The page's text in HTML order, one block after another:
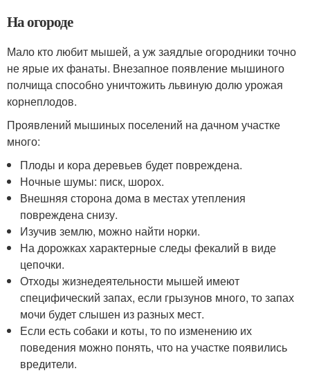
На огороде
Мало кто любит мышей, а уж заядлые огородники точно
не ярые их фанаты. Внезапное появление мышиного
полчища способно уничтожить львиную долю урожая
корнеплодов.
Проявлений мышиных поселений на дачном участке
много:
Плоды и кора деревьев будет повреждена.
Ночные шумы: писк, шорох.
Внешняя сторона дома в местах утепления
повреждена снизу.
Изучив землю, можно найти норки.
На дорожках характерные следы фекалий в виде
цепочки.
Отходы жизнедеятельности мышей имеют
специфический запах, если грызунов много, то запах
мочи будет слышен из разных мест.
Если есть собаки и коты, то по изменению их
поведения можно понять, что на участке появились
вредители.